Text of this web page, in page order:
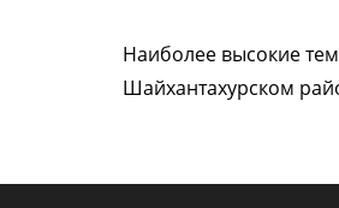
Наиболее высокие
Шайхантахурском